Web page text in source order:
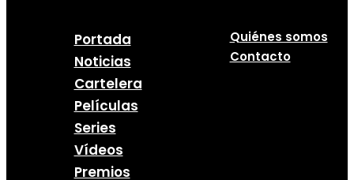
Portada
Noticias
Cartelera
Películas
Series
Vídeos
Premios
Quiénes somos
Contacto